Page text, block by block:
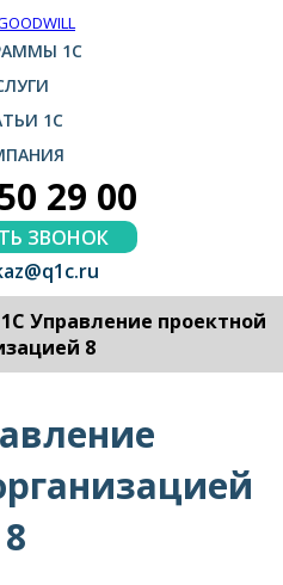
1С
1С
29 00
ЗВОНОК
1С Управление проектной
8
8